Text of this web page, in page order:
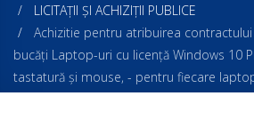
LICITAȚII ȘI ACHIZIȚII PUBLICE
Achizitie pentru atribuirea contractului
bucăți Laptop-uri cu licență Windows 10
tastatură și mouse, - pentru fiecare